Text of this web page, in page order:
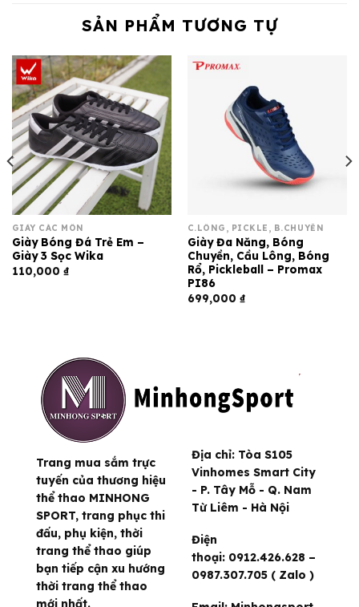
SẢN PHẨM TƯƠNG TỰ
GIÀY CÁC MÔN
Giày Bóng Đá Trẻ Em –
Giày 3 Sọc Wika
110,000 ₫
C.LÔNG, PICKLE, B.CHUYỀN
Giày Đa Năng, Bóng
Chuyền, Cầu Lông, Bóng
Rổ, Pickleball – Promax
PI86
699,000 ₫
Trang mua sắm trực
tuyến của thương hiệu
thể thao MINHONG
SPORT, trang phục thi
đấu, phụ kiện, thời
trang thể thao giúp
bạn tiếp cận xu hướng
thời trang thể thao
mới nhất.
Địa chỉ: Tòa S105
Vinhomes Smart City
- P. Tây Mỗ - Q. Nam
Từ Liêm - Hà Nội
Điện
thoại: 0912.426.628 –
0987.307.705 ( Zalo )